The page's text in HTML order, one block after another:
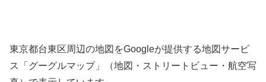
東京都台東区周辺の地図をGoogleが提供する地図サービ
ス「グーグルマップ」（地図・ストリートビュー・航空写